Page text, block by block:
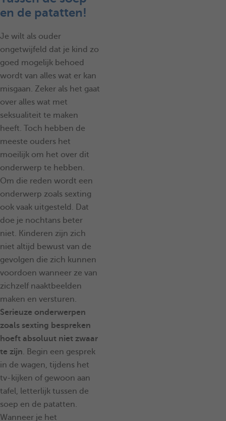
en de patatten!
Je wilt als ouder
ongetwijfeld dat je kind zo
goed mogelijk behoed
wordt van alles wat er kan
misgaan. Zeker als het gaat
over alles wat met
seksualiteit te maken
heeft. Toch hebben de
meeste ouders het
moeilijk om het over dit
onderwerp te hebben.
Om die reden wordt een
onderwerp zoals sexting
ook vaak uitgesteld. Dat
doe je nochtans beter
niet. Kinderen zijn zich
niet altijd bewust van de
gevolgen die zich kunnen
voordoen wanneer ze van
zichzelf naaktbeelden
maken en versturen.
Serieuze onderwerpen
zoals sexting bespreken
hoeft absoluut niet zwaar
te zijn. Begin een gesprek
in de wagen, tijdens het
tv-kijken of gewoon aan
tafel, letterlijk tussen de
soep en de patatten.
Wanneer je het